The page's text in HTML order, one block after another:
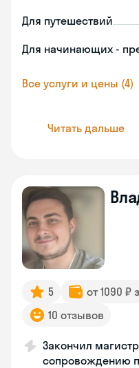
Для путешествий
Для начинающих -
Все услуги и цены (4)
Читать дальше
5 от 1090 ₽
10 отзывов
Закончил
сопровождению